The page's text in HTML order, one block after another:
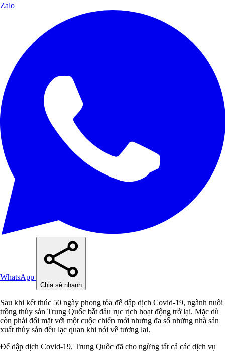
Zalo
WhatsApp
Chia sẻ nhanh
Sau khi kết thúc 50 ngày phong tỏa để dập dịch Covid-19, ngành nuôi
trồng thủy sản Trung Quốc bắt đầu rục rịch hoạt động trở lại. Mặc dù
còn phải đối mặt với một cuộc chiến mới nhưng đa số những nhà sản
xuất thủy sản đều lạc quan khi nói về tương lai.
Để dập dịch Covid-19, Trung Quốc đã cho ngừng tất cả các dịch vụ